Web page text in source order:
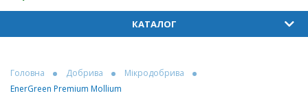
КАТАЛОГ
Головна Добрива
Мікродобрива
EnerGreen Premium Mollium